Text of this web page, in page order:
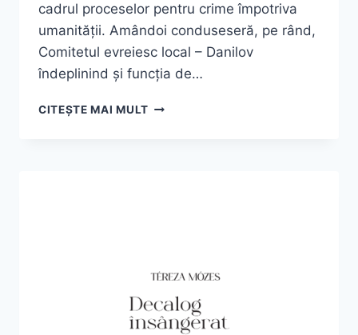
cadrul proceselor pentru crime împotriva
umanității. Amândoi conduseseră, pe rând,
Comitetul evreiesc local – Danilov
îndeplinind și funcția de…
CITEȘTE MAI MULTGALI